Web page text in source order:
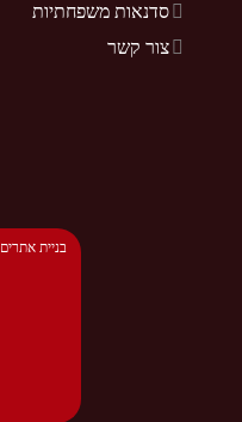
סדנאות משפחתיות
צור קשר
- בניית אתרים